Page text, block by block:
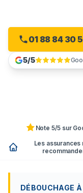
01 88 84 30
5/5
Note 5/5 sur
Les assurances
DÉBOUCHAGE